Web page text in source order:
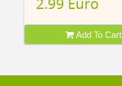
2.99 Euro
Add To Cart